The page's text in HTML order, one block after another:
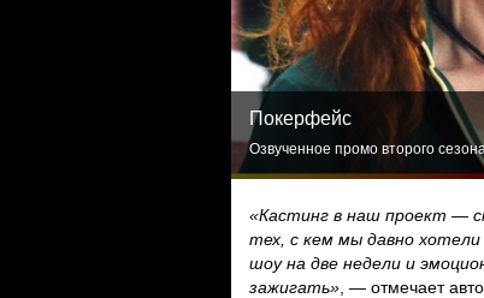
Покерфейс
Озвученное промо второго
«Кастинг в наш проект —
тех, с кем мы давно
шоу на две недели и
зажигать» , — отмечает